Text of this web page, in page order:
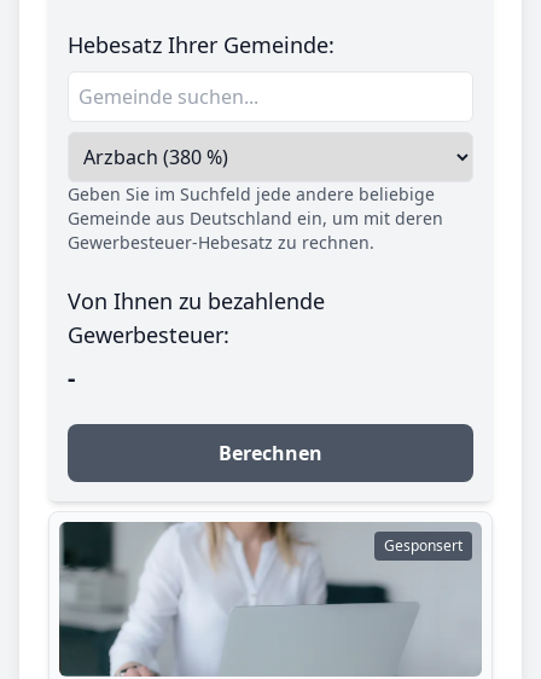
Hebesatz Ihrer Gemeinde:
Geben Sie im Suchfeld jede andere beliebige
Gemeinde aus Deutschland ein, um mit deren
Gewerbesteuer-Hebesatz zu rechnen.
Von Ihnen zu bezahlende
Gewerbesteuer:
-
Berechnen
Gesponsert